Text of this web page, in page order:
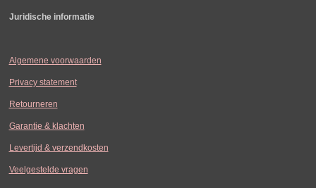
Juridische informatie
Algemene voorwaarden
Privacy statement
Retourneren
Garantie & klachten
Levertijd & verzendkosten
Veelgestelde vragen